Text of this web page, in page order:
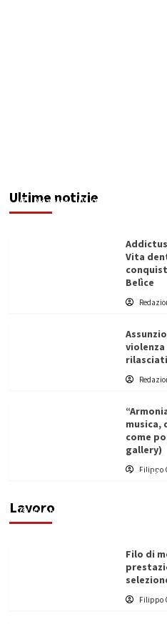
Ultime notizie
Redazione 08/08/2026
Vita
Belìce
rilasciati
musica,
come
gallery)
Filippo
Lavoro
L’ingegnere saccense
di un progetto
Filippo Cardinale
Filo di
Filippo